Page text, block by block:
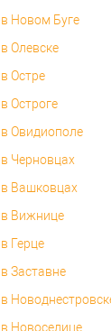
в Новом Буге
Олевске
Остре
Остроге
в Овидиополе
Черновцах
в Вашковцах
в Вижнице
Герце
Заставне
Новоселице